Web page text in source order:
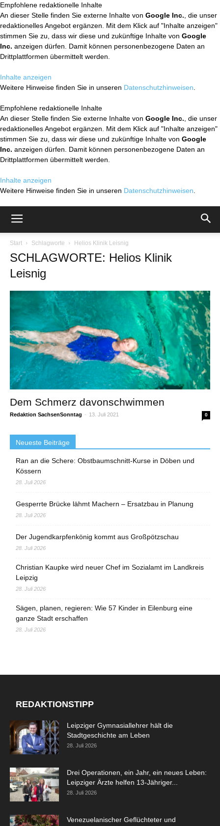
Empfohlene redaktionelle Inhalte
An dieser Stelle finden Sie externe Inhalte von Google Inc. , die unser
redaktionelles Angebot ergänzen. Mit dem Klick auf "Inhalte anzeigen"
stimmen Sie zu, dass wir diese und zukünftige Inhalte von Google
Inc. anzeigen dürfen. Damit können personenbezogene Daten an
Drittplattformen übermittelt werden.
Inhalte anzeigen
Weitere Hinweise finden Sie in unseren Datenschutzhinweisen
Empfohlene redaktionelle Inhalte
An dieser Stelle finden Sie externe Inhalte von Google Inc. , die unser
redaktionelles Angebot ergänzen. Mit dem Klick auf "Inhalte anzeigen"
stimmen Sie zu, dass wir diese und zukünftige Inhalte von Google
Inc. anzeigen dürfen. Damit können personenbezogene Daten an
Drittplattformen übermittelt werden.
Inhalte anzeigen
Weitere Hinweise finden Sie in unseren Datenschutzhinweisen
Start Schlagworte Helios Klinik Leisnig
SCHLAGWORTE: Helios Klinik
Leisnig
Dem Schmerz davonschwimmen
Redaktion SachsenSonntag - 13. Juli 2021 0
Neueste Beiträge
Ran an die Schere: Obstbaumschnitt-Kurse in Döben und
Kössern
28. Juli 2026
Gesperrte Brücke lähmt Machern – Ersatzbau in Planung
28. Juli 2026
Der Jugendkarpfenkönig kommt aus Großpötzschau
28. Juli 2026
Christian Kaupke wird neuer Chef im Sozialamt im Landkreis
Leipzig
28. Juli 2026
Sägen, planen, regieren: Wie 57 Kinder in Eilenburg eine
ganze Stadt erschaffen
28. Juli 2026
REDAKTIONSTIPP
Leipziger Gymnasiallehrer hält die
Stadtgeschichte am Leben
28. Juli 2026
Drei Operationen, ein Jahr, ein neues Leben:
Leipziger Ärzte helfen 13-Jähriger...
28. Juli 2026
Venezuelanischer Geflüchteter und